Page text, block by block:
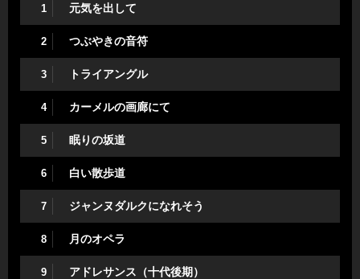
1 元気を出して
2 つぶやきの音符
3 トライアングル
4 カーメルの画廊にて
5 眠りの坂道
6 白い散歩道
7 ジャンヌダルクになれそう
8 月のオペラ
9 アドレサンス（十代後期）